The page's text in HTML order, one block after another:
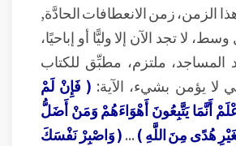
الزمن، زمن الانعطافات الحادَّة,
لا تجد الآن إلا وليًّا أو إباحيًا،
المساجد، ملتزم، مطبِّق للكتاب
لا يؤمن بشيء، الآية: ( فَإِنْ لَمْ
أَنَّمَا يَتَّبِعُونَ أَهْوَاءَهُمْ وَمَنْ أَضَلُّ
هُدًى مِنَ اللَّهِ )...( وَاصْبِرْ نَفْسَكَ